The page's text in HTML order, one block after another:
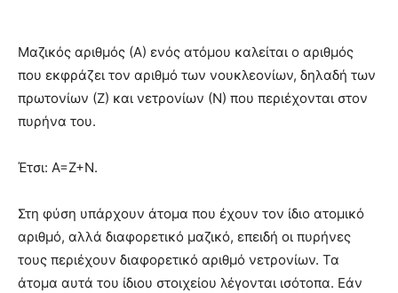
Μαζικός αριθμός (Α) ενός ατόμου καλείται ο αριθμός
που εκφράζει τον αριθμό των νουκλεονίων, δηλαδή των
πρωτονίων (Ζ) και νετρονίων (Ν) που περιέχονται στον
πυρήνα του.
Έτσι: Α=Ζ+Ν.
Στη φύση υπάρχουν άτομα που έχουν τον ίδιο ατομικό
αριθμό, αλλά διαφορετικό μαζικό, επειδή οι πυρήνες
τους περιέχουν διαφορετικό αριθμό νετρονίων. Τα
άτομα αυτά του ίδιου στοιχείου λέγονται ισότοπα. Εάν